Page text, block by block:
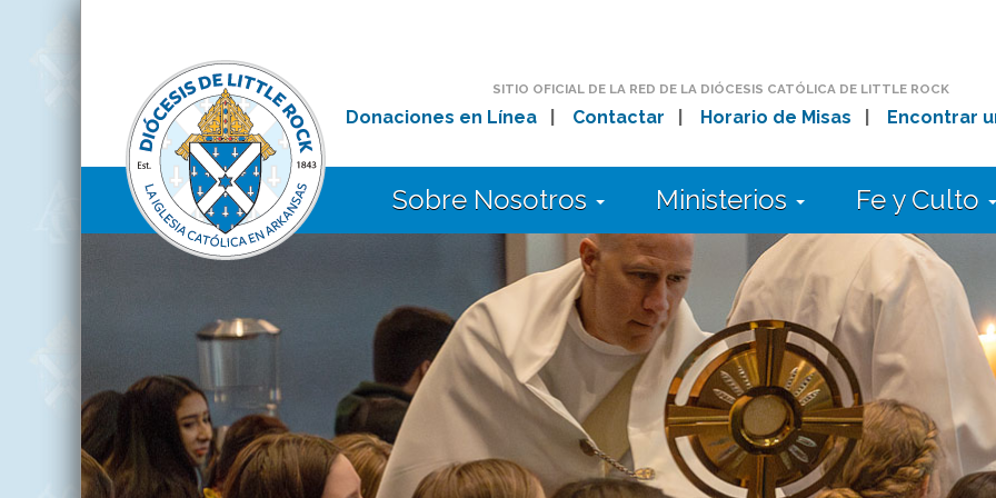
SITIO OFICIAL DE LA RED DE LA DIÓCESIS CATÓLICA DE LITTLE ROCK
Donaciones en Línea| Contactar Horario de Misas Encontrar
Sobre Nosotros Ministerios Fe y Culto